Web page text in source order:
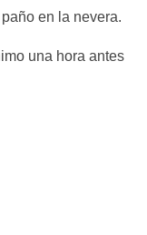
en la nevera.
una hora antes